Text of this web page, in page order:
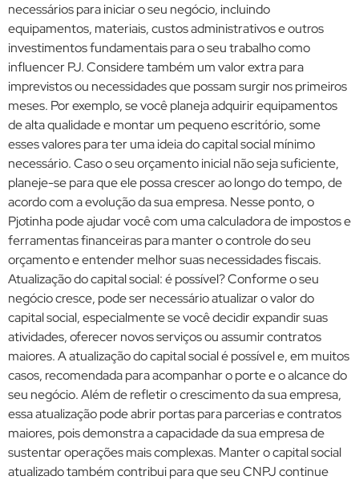
necessários para iniciar o seu negócio, incluindo
equipamentos, materiais, custos administrativos e outros
investimentos fundamentais para o seu trabalho como
influencer PJ. Considere também um valor extra para
imprevistos ou necessidades que possam surgir nos primeiros
meses. Por exemplo, se você planeja adquirir equipamentos
de alta qualidade e montar um pequeno escritório, some
esses valores para ter uma ideia do capital social mínimo
necessário. Caso o seu orçamento inicial não seja suficiente,
planeje-se para que ele possa crescer ao longo do tempo, de
acordo com a evolução da sua empresa. Nesse ponto, o
Pjotinha pode ajudar você com uma calculadora de impostos e
ferramentas financeiras para manter o controle do seu
orçamento e entender melhor suas necessidades fiscais.
Atualização do capital social: é possível? Conforme o seu
negócio cresce, pode ser necessário atualizar o valor do
capital social, especialmente se você decidir expandir suas
atividades, oferecer novos serviços ou assumir contratos
maiores. A atualização do capital social é possível e, em muitos
casos, recomendada para acompanhar o porte e o alcance do
seu negócio. Além de refletir o crescimento da sua empresa,
essa atualização pode abrir portas para parcerias e contratos
maiores, pois demonstra a capacidade da sua empresa de
sustentar operações mais complexas. Manter o capital social
atualizado também contribui para que seu CNPJ continue